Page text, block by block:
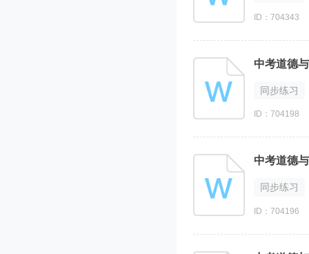
ID：704343
中考道德
同步练习
ID：704198
中考道德
同步练习
ID：704196